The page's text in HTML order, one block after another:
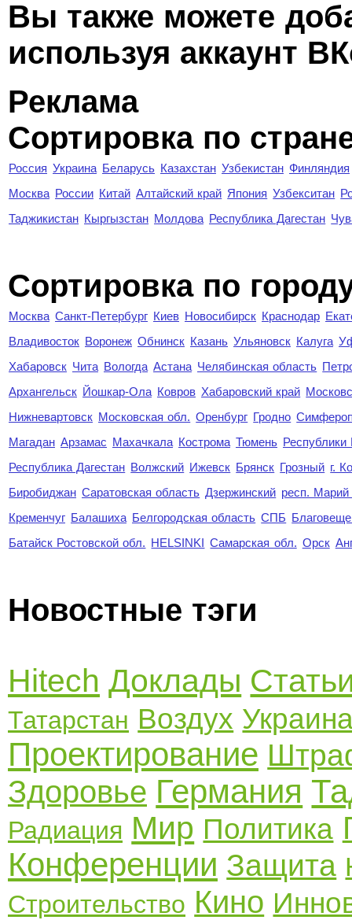
Вы также можете
используя аккаунт
Реклама
Сортировка по
Россия Украина Беларусь Казахстан Узбекистан Финляндия
Москва России Китай Алтайский край Япония Узбекситан
Таджикистан Кыргызстан Молдова Республика Дагестан
Cортировка по
Москва Санкт-Петербург Киев Новосибирск Краснодар
Владивосток Воронеж Обнинск Казань Ульяновск Калуга
Хабаровск Чита Вологда Астана Челябинская область
Архангельск Йошкар-Ола Ковров Хабаровский край
Нижневартовск Московская обл. Оренбург Гродно
Магадан Арзамас Махачкала Кострома Тюмень Республики
Республика Дагестан Волжский Ижевск Брянск Грозный г.
Биробиджан Саратовская область Дзержинский респ.
Кременчуг Балашиха Белгородская область СПБ
Батайск Ростовской обл. HELSINKI Самарская обл. Орск
Новостные тэги
Hitech Доклады
Татарстан Воздух
Проектирование
Здоровье Германия
Радиация Мир Политика
Конференции Защита
Строительство Кино